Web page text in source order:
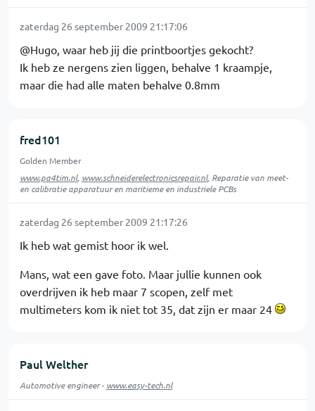
zaterdag 26 september 2009 21:17:06
@Hugo, waar heb jij die printboortjes gekocht?
Ik heb ze nergens zien liggen, behalve 1 kraampje,
maar die had alle maten behalve 0.8mm
fred101
Golden Member
www.pa4tim.nl, www.schneiderelectronicsrepair.nl, Reparatie van meet-
en calibratie apparatuur en maritieme en industriele PCBs
zaterdag 26 september 2009 21:17:26
Ik heb wat gemist hoor ik wel.
Mans, wat een gave foto. Maar jullie kunnen ook
overdrijven ik heb maar 7 scopen, zelf met
multimeters kom ik niet tot 35, dat zijn er maar 24
Paul Welther
Automotive engineer - www.easy-tech.nl